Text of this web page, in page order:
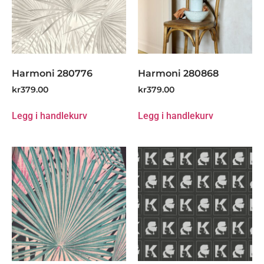
Harmoni 280776
kr379.00
Legg i handlekurv
Harmoni 280868
kr379.00
Legg i handlekurv